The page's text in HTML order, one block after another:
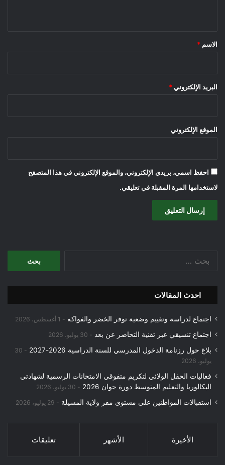
*
الاسم *
البريد الإلكتروني *
الموقع الإلكتروني
احفظ اسمي، بريدي الإلكتروني، والموقع الإلكتروني في هذا المتصفح
لاستخدامها المرة المقبلة في تعليقي.
احدث المقالات
اجتماع لدراسة وتقييم وضعية توفر الخضر والفواكه 1 أغسطس، 2026
اجتماع تنسيقي عبر تقنية التحاضر عن بعد 30 يوليو، 2026
بلاغ حول رزنامة الدخول المدرسي للسنة الدراسية 2026-2027
30
يوليو، 2026
فعاليات الحفل الولائي لتكريم متفوقي الامتحانات الرسمية لشهادتي
البكالوريا والتعليم المتوسط دورة جوان 2026
30 يوليو، 2026
استقبالات المواطنين على مستوى مقر ولاية المسيلة 29 يوليو، 2026
الأخيرة الأشهر تعليقات